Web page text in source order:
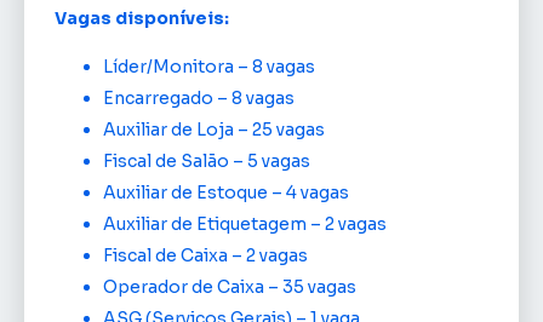
Vagas disponíveis:
Líder/Monitora – 8 vagas
Encarregado – 8 vagas
Auxiliar de Loja – 25 vagas
Fiscal de Salão – 5 vagas
Auxiliar de Estoque – 4 vagas
Auxiliar de Etiquetagem – 2 vagas
Fiscal de Caixa – 2 vagas
Operador de Caixa – 35 vagas